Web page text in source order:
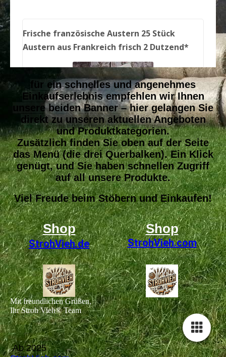
für ein schnelles und angenehmes
Einkaufserlebnis empfehlen wir Ihnen
unsere beiden Banner – hier gelangen Sie
direkt zu unseren aktuellen Angeboten
und Produktkategorien.
Zusätzlich finden Sie oben auf der Seite
das Menü (die drei Querbalken). Ein Klick
genügt, und Sie haben schnellen Zugriff
auf all unsere Produkte.
Viel Freude beim Stöbern und Einkaufen!
Shop
StrohVieh.de
Shop
StrohVieh.com
Mit freundlichen Grüßen,
Ihr Stroh Vieh® Team
Ab 2025